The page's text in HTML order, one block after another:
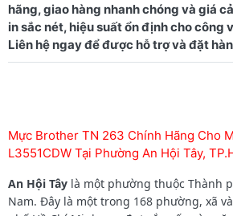
hãng, giao hàng nhanh chóng và giá
in sắc nét, hiệu suất ổn định cho công
Mực Brother TN 263 Chính Hãng Cho
L3551CDW Tại Phường An Hội Tây,
An Hội Tây là một phường thuộc Thành
Nam. Đây là một trong 168 phường, xã